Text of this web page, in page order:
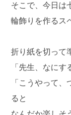
そこで、今日は
輪飾りを作るス
折り紙を切って
「先生、なに
「こうやって
ると